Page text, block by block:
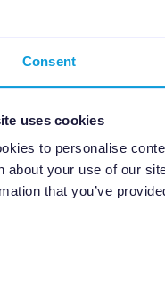
Consent
uses cookies
to personalise
about your use of our
that you’ve
démarquer et
10 conseils à
le formulaire